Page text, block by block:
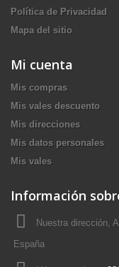
Política de Privacidad
Mapa del sitio
Mi cuenta
Mis compras
Mis vales descuento
Mis direcciones
Mis datos personales
Mis vales
Información
Nuestra dirección,
España